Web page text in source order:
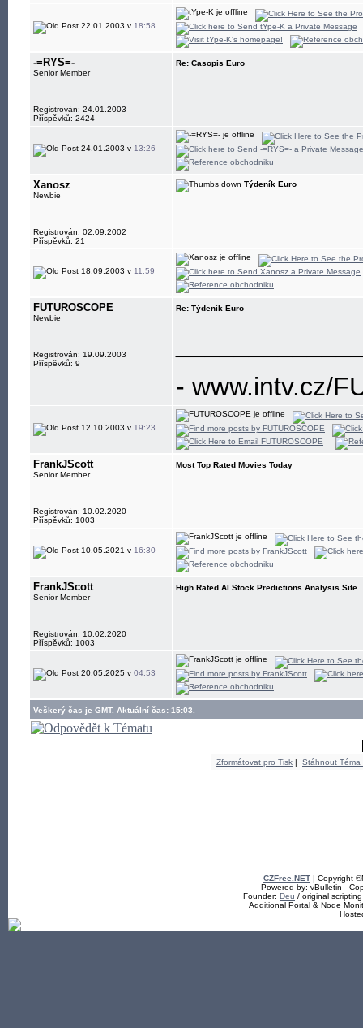
22.01.2003 v 18:58
-=RYS=-
Senior Member
Registrován: 24.01.2003
Příspěvků: 2424
Re: Casopis Euro
24.01.2003 v 13:26
Xanosz
Newbie
Registrován: 02.09.2002
Příspěvků: 21
Týdeník Euro
18.09.2003 v 11:59
FUTUROSCOPE
Newbie
Registrován: 19.09.2003
Příspěvků: 9
Re: Týdeník Euro
- www.intv.cz/
12.10.2003 v 19:23
FrankJScott
Senior Member
Registrován: 10.02.2020
Příspěvků: 1003
Most Top Rated Movies Today
10.05.2021 v 16:30
FrankJScott
Senior Member
Registrován: 10.02.2020
Příspěvků: 1003
High Rated AI Stock Predictions Analysis Site
20.05.2025 v 04:53
Veškerý čas je GMT. Aktuální čas: 15:03.
Zformátovat pro Tisk | Stáhnout Téma
CZFree.NET| Copyright
Powered by: vBulletin -
Founder: Deu / original
Additional Portal & Node